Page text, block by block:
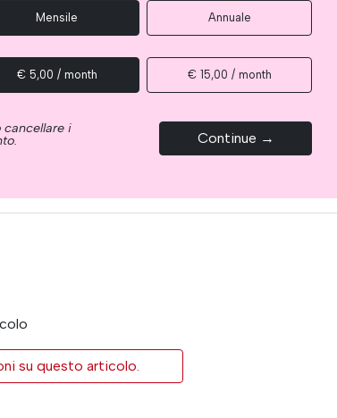
Mensile Annuale
€ 5,00 / month € 15,00 / month
i
Continue →
su questo articolo.